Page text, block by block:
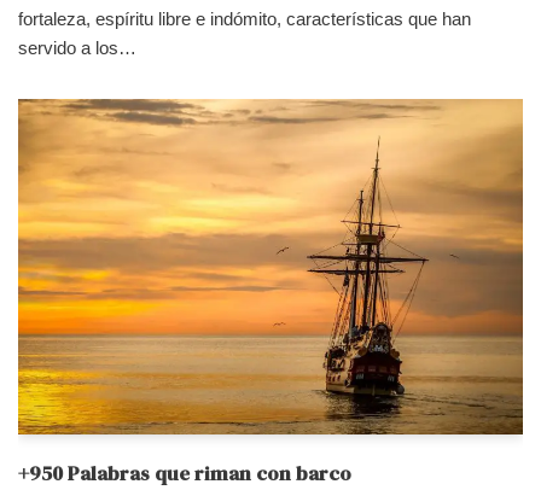
fortaleza, espíritu libre e indómito, características que han
servido a los…
+950 Palabras que riman con barco